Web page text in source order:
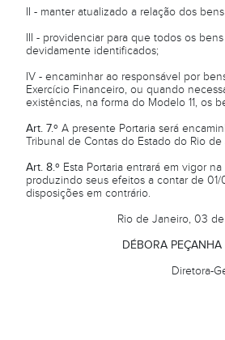
II - manter atualizado a relação dos
III - providenciar para que todos os
devidamente identificados;
IV - encaminhar ao responsável por
Exercício Financeiro, ou quando
existências, na forma do Modelo 11, os
Art. 7.º A presente Portaria será
Tribunal de Contas do Estado do Rio de
Art. 8.º Esta Portaria entrará em vigor
produzindo seus efeitos a contar de 01/
disposições em contrário.
Rio de Janeiro, 03
DÉBORA PEÇANHA
Diretora-